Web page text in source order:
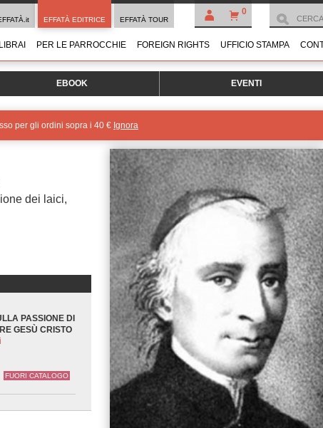
0
EFFATÀ EDITRICE EFFATÀ TOUR
PER LE PARROCCHIE FOREIGN RIGHTS UFFICIO STAMPA
EBOOK EVENTI
per gli ordini sopra i 40 € Ignora
dei laici,
PASSIONE DI
GESÙ CRISTO
FUORI CATALOGO